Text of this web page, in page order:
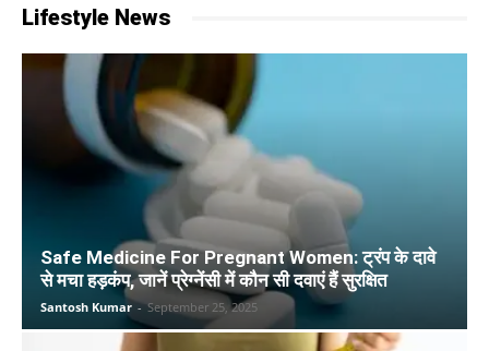
Lifestyle News
Safe Medicine For Pregnant Women: ट्रंप के दावे
से मचा हड़कंप, जानें प्रेग्नेंसी में कौन सी दवाएं हैं सुरक्षित
Santosh Kumar - September 25, 2025